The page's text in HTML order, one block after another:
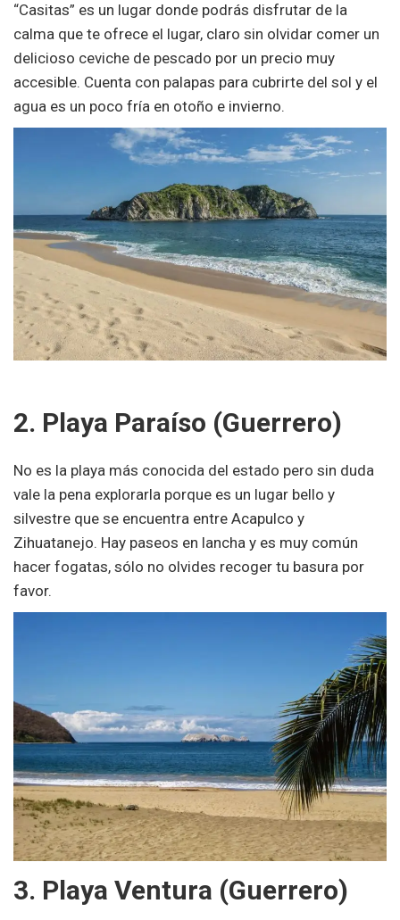
“Casitas” es un lugar donde podrás disfrutar de la
calma que te ofrece el lugar, claro sin olvidar comer un
delicioso ceviche de pescado por un precio muy
accesible. Cuenta con palapas para cubrirte del sol y el
agua es un poco fría en otoño e invierno.
2. Playa Paraíso (Guerrero)
No es la playa más conocida del estado pero sin duda
vale la pena explorarla porque es un lugar bello y
silvestre que se encuentra entre Acapulco y
Zihuatanejo. Hay paseos en lancha y es muy común
hacer fogatas, sólo no olvides recoger tu basura por
favor.
3. Playa Ventura (Guerrero)